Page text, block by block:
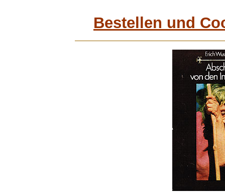
Bestellen und